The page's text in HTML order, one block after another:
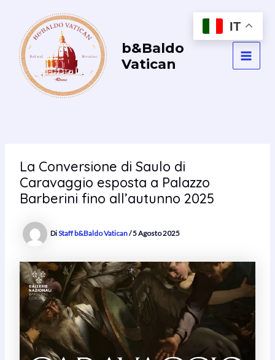
contenuto
b&Baldo
Vatican
La Conversione di Saulo di
Caravaggio esposta a Palazzo
Barberini fino all’autunno 2025
DiStaff b&Baldo Vatican/5 Agosto 2025
IT